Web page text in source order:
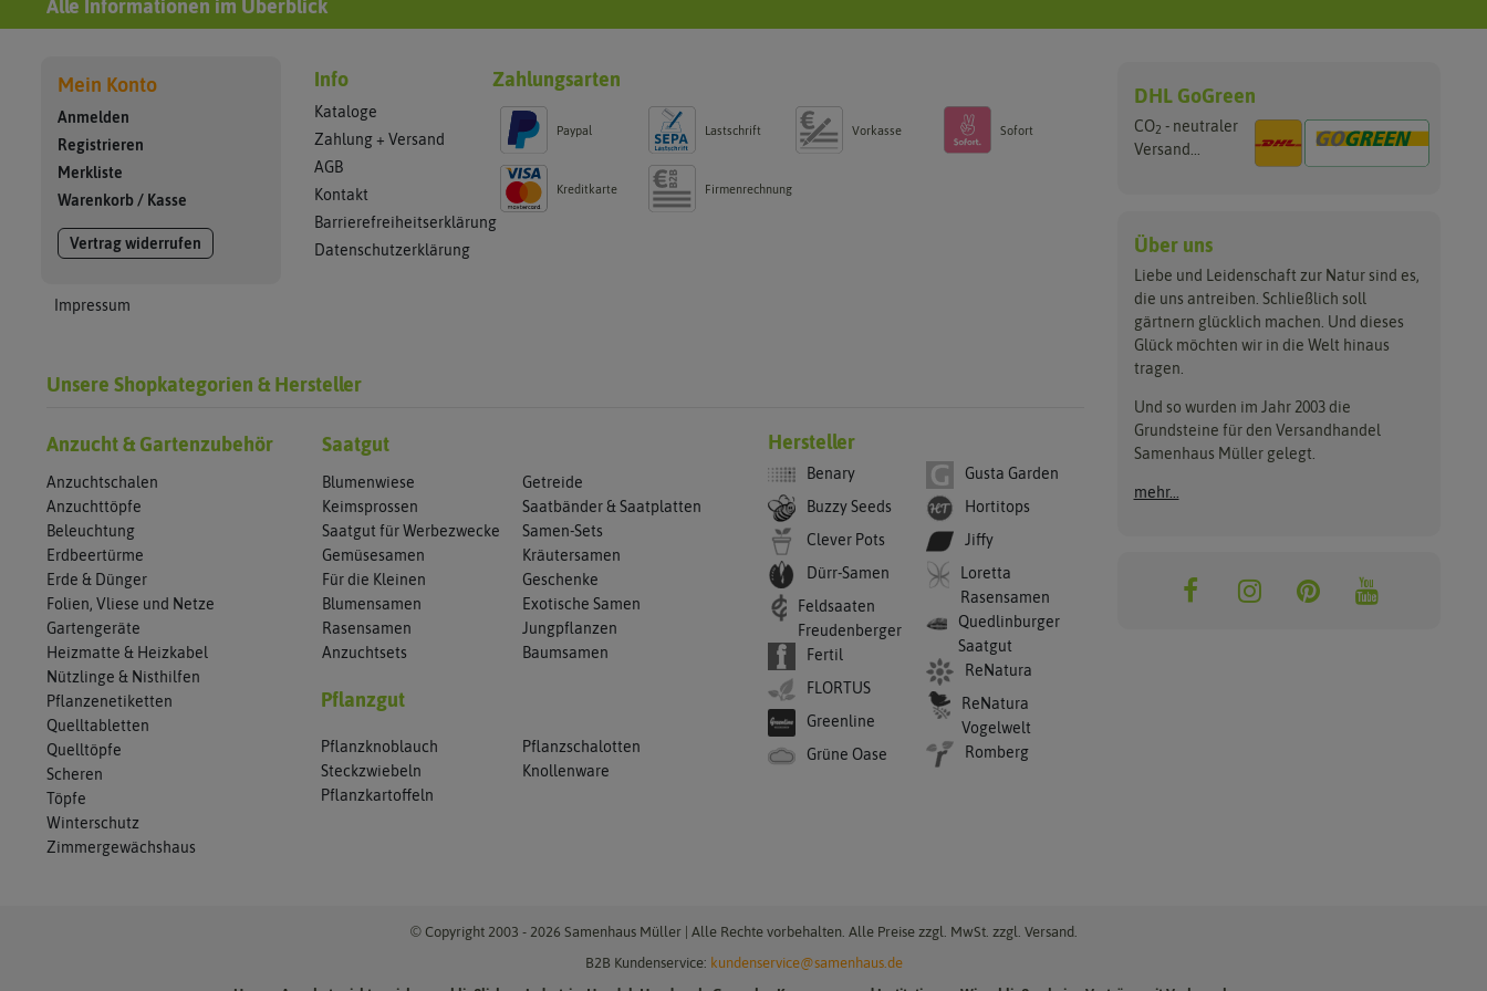
Alle Informationen im Überblick
Mein Konto
Anmelden
Registrieren
Merkliste
Warenkorb / Kasse
Vertrag widerrufen
Impressum
Info
Kataloge
Zahlung + Versand
AGB
Kontakt
Barrierefreiheitserklärung
Datenschutzerklärung
Zahlungsarten
Paypal Lastschrift Vorkasse Sofort
Kreditkarte Firmenrechnung
Unsere Shopkategorien & Hersteller
Anzucht & Gartenzubehör
Anzuchtschalen
Anzuchttöpfe
Beleuchtung
Erdbeertürme
Erde & Dünger
Folien, Vliese und Netze
Gartengeräte
Heizmatte & Heizkabel
Nützlinge & Nisthilfen
Pflanzenetiketten
Quelltabletten
Quelltöpfe
Scheren
Töpfe
Winterschutz
Zimmergewächshaus
Saatgut
Blumenwiese
Getreide
Keimsprossen
Saatbänder & Saatplatten
Saatgut für Werbezwecke
Samen-Sets
Gemüsesamen
Kräutersamen
Für die Kleinen
Geschenke
Blumensamen
Exotische Samen
Rasensamen
Jungpflanzen
Anzuchtsets
Baumsamen
Pflanzgut
Pflanzknoblauch
Pflanzschalotten
Steckzwiebeln
Knollenware
Pflanzkartoffeln
Hersteller
Benary
Buzzy Seeds
Clever Pots
Dürr-Samen
Feldsaaten
Freudenberger
Fertil
FLORTUS
Greenline
Grüne Oase
Gusta Garden
Hortitops
Jiffy
Loretta
Rasensamen
Quedlinburger
Saatgut
ReNatura
ReNatura
Vogelwelt
Romberg
DHL GoGreen
CO2 - neutraler
Versand...
Über uns
Liebe und Leidenschaft zur Natur sind es,
die uns antreiben. Schließlich soll
gärtnern glücklich machen. Und dieses
Glück möchten wir in die Welt hinaus
tragen.
Und so wurden im Jahr 2003 die
Grundsteine für den Versandhandel
Samenhaus Müller gelegt.
mehr...
© Copyright 2003 - 2026 Samenhaus Müller | Alle Rechte vorbehalten. Alle Preise zzgl. MwSt. zzgl. Versand.
B2B Kundenservice: kundenservice@samenhaus.de